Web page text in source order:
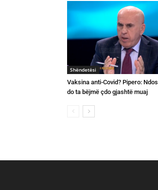
Shëndetësi
Vaksina anti-Covid? Pipero:
do ta bëjmë çdo gjashtë muaj